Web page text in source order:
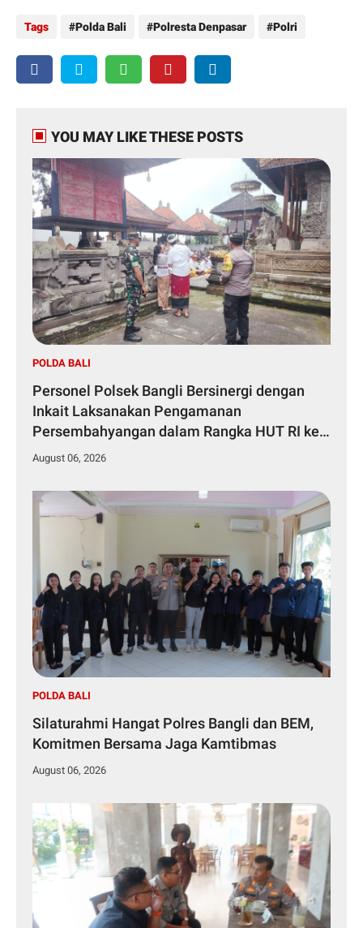
Tags Polda Bali Polresta Denpasar Polri
YOU MAY LIKE THESE POSTS
POLDA BALI
Personel Polsek Bangli Bersinergi dengan
Inkait Laksanakan Pengamanan
Persembahyangan dalam Rangka HUT RI ke-
81 Tahun 2026
August 06, 2026
POLDA BALI
Silaturahmi Hangat Polres Bangli dan BEM,
Komitmen Bersama Jaga Kamtibmas
August 06, 2026